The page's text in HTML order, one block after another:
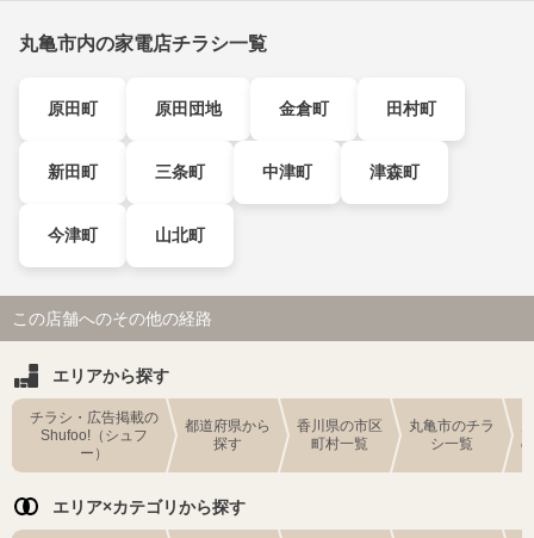
丸亀市内の家電店チラシ一覧
原田町 原田団地 金倉町 田村町
新田町 三条町 中津町 津森町
今津町 山北町
この店舗へのその他の経路
エリアから探す
チラシ・広告掲載の
Shufoo!（シュフ
ー）
都道府県から
探す
香川県の市区
町村一覧
丸亀市のチラ
シ一覧
エリア×カテゴリから探す